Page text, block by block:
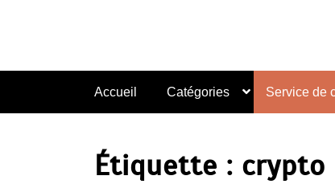
Accueil Catégories Service de
Étiquette : crypto